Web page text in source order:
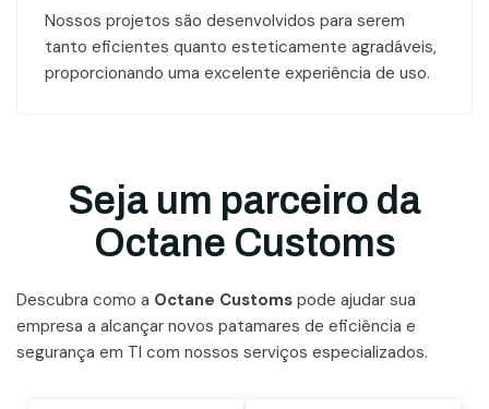
Nossos projetos são desenvolvidos para serem
tanto eficientes quanto esteticamente agradáveis,
proporcionando uma excelente experiência de uso.
Seja um parceiro da
Octane Customs
Descubra como a Octane Customs pode ajudar sua
empresa a alcançar novos patamares de eficiência e
segurança em TI com nossos serviços especializados.